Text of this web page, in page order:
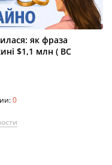
як фраза
$1,1 млн ( ВС
0